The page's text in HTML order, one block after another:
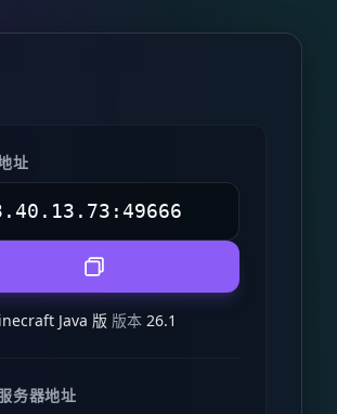
址
Java 版 版本 26.1
务器地址